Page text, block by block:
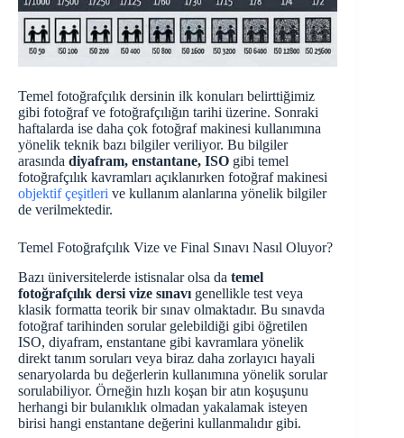
Temel fotoğrafçılık dersinin ilk konuları belirttiğimiz
gibi fotoğraf ve fotoğrafçılığın tarihi üzerine. Sonraki
haftalarda ise daha çok fotoğraf makinesi kullanımına
yönelik teknik bazı bilgiler veriliyor. Bu bilgiler
arasında diyafram, enstantane, ISO gibi temel
fotoğrafçılık kavramları açıklanırken fotoğraf makinesi
objektif çeşitleri ve kullanım alanlarına yönelik bilgiler
de verilmektedir.
Temel Fotoğrafçılık Vize ve Final Sınavı Nasıl Oluyor?
Bazı üniversitelerde istisnalar olsa da temel
fotoğrafçılık dersi vize sınavı genellikle test veya
klasik formatta teorik bir sınav olmaktadır. Bu sınavda
fotoğraf tarihinden sorular gelebildiği gibi öğretilen
ISO, diyafram, enstantane gibi kavramlara yönelik
direkt tanım soruları veya biraz daha zorlayıcı hayali
senaryolarda bu değerlerin kullanımına yönelik sorular
sorulabiliyor. Örneğin hızlı koşan bir atın koşuşunu
herhangi bir bulanıklık olmadan yakalamak isteyen
birisi hangi enstantane değerini kullanmalıdır gibi.